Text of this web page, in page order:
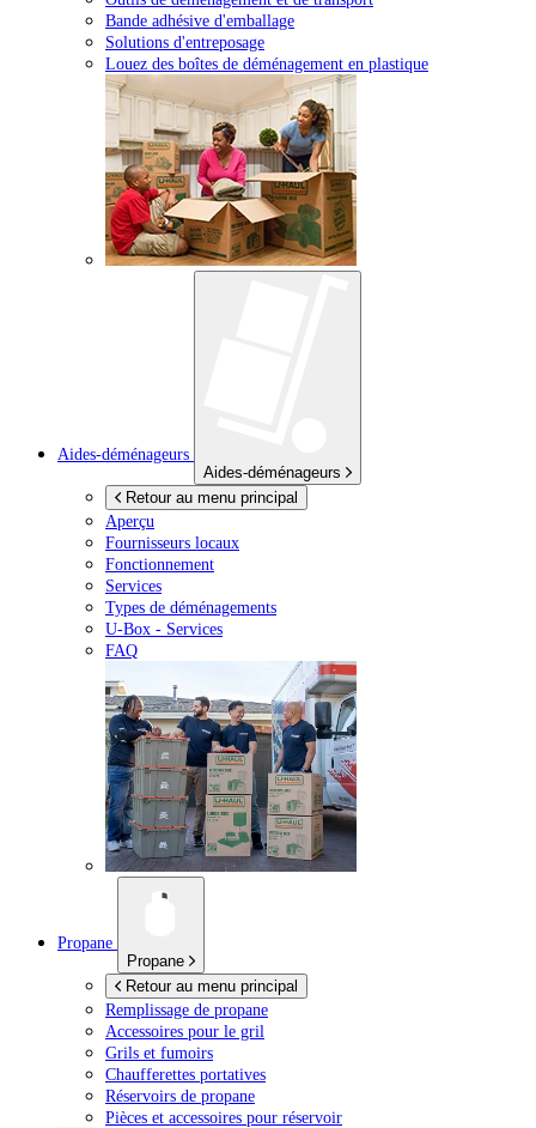
Bande adhésive d'emballage
Solutions d'entreposage
Louez des boîtes de déménagement en plastique
Aides-déménageurs
Aides-déménageurs
Retour au menu principal
Aperçu
Fournisseurs locaux
Fonctionnement
Services
Types de déménagements
U-Box - Services
FAQ
Propane
Propane
Retour au menu principal
Remplissage de propane
Accessoires pour le gril
Grils et fumoirs
Chaufferettes portatives
Réservoirs de propane
Pièces et accessoires pour réservoir